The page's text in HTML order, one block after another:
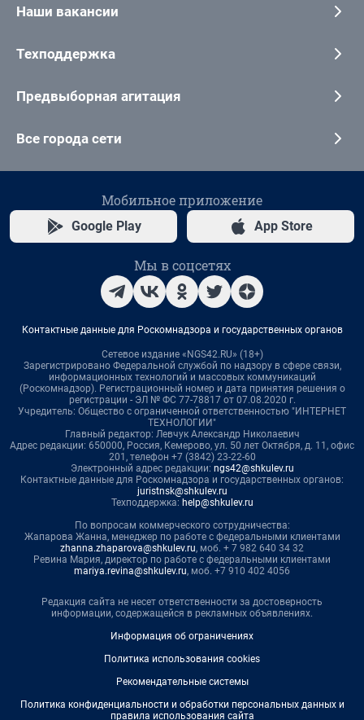
Наши вакансии
Техподдержка
Предвыборная агитация
Все города сети
Мобильное приложение
Google Play App Store
Мы в соцсетях
Контактные данные для Роскомнадзора и государственных органов
Сетевое издание «NGS42.RU» (18+)
Зарегистрировано Федеральной службой по надзору в сфере связи,
информационных технологий и массовых коммуникаций
(Роскомнадзор). Регистрационный номер и дата принятия решения о
регистрации - ЭЛ № ФС 77-78817 от 07.08.2020 г.
Учредитель: Общество с ограниченной ответственностью "ИНТЕРНЕТ
ТЕХНОЛОГИИ"
Главный редактор: Левчук Александр Николаевич
Адрес редакции: 650000, Россия, Кемерово, ул. 50 лет Октября, д. 11, офис
201, телефон +7 (3842) 23-22-60
Электронный адрес редакции: ngs42@shkulev.ru
Контактные данные для Роскомнадзора и государственных органов:
juristnsk@shkulev.ru
Техподдержка: help@shkulev.ru
По вопросам коммерческого сотрудничества:
Жапарова Жанна, менеджер по работе с федеральными клиентами
zhanna.zhaparova@shkulev.ru, моб. + 7 982 640 34 32
Ревина Мария, директор по работе с федеральными клиентами
mariya.revina@shkulev.ru, моб. +7 910 402 4056
Редакция сайта не несет ответственности за достоверность
информации, содержащейся в рекламных объявлениях.
Информация об ограничениях
Политика использования cookies
Рекомендательные системы
Политика конфиденциальности и обработки персональных данных и
правила использования сайта